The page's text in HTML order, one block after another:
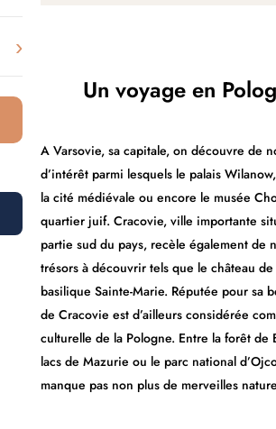
›
Un voyage en
A Varsovie, sa capitale, on découvre de
d’intérêt parmi lesquels le palais
la cité médiévale ou encore le musée
quartier juif. Cracovie, ville importante
partie sud du pays, recèle également de
trésors à découvrir tels que le château
basilique Sainte-Marie. Réputée pour sa
de Cracovie est d’ailleurs considérée
culturelle de la Pologne. Entre la forêt de
lacs de Mazurie ou le parc national
manque pas non plus de merveilles